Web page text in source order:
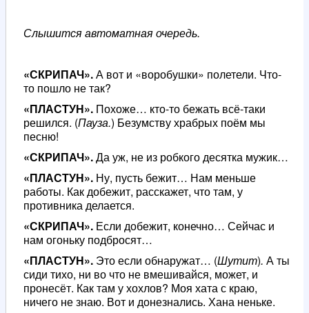
Слышится автоматная очередь.
«СКРИПАЧ».А вот и «воробушки» полетели. Что-
то пошло не так?
«ПЛАСТУН». Похоже… кто-то бежать всё-таки
решился. (Пауза.) Безумству храбрых поём мы
песню!
«СКРИПАЧ».Да уж, не из робкого десятка мужик…
«ПЛАСТУН». Ну, пусть бежит… Нам меньше
работы. Как добежит, расскажет, что там, у
противника делается.
«СКРИПАЧ». Если добежит, конечно… Сейчас и
нам огоньку подбросят…
«ПЛАСТУН». Это если обнаружат… (Шутит). А ты
сиди тихо, ни во что не вмешивайся, может, и
пронесёт. Как там у хохлов? Моя хата с краю,
ничего не знаю. Вот и донезнались. Хана неньке.